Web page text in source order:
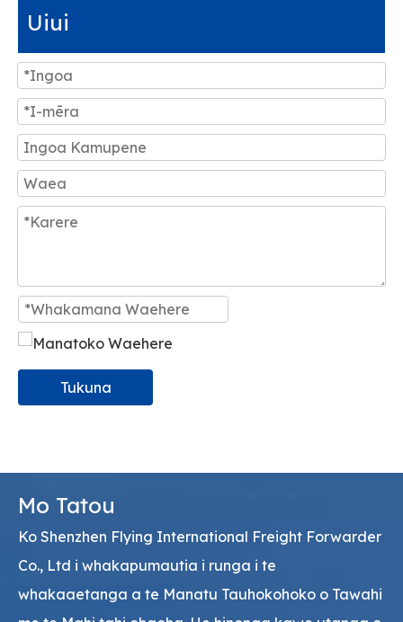
Uiui
Tukuna
Mo Tatou
Ko Shenzhen Flying International Freight Forwarder
Co., Ltd i whakapumautia i runga i te
whakaaetanga a te Manatu Tauhokohoko o Tawahi